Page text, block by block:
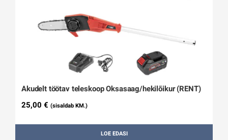
Akudelt töötav teleskoop Oksasaag/hekilõikur (RENT)
25,00 € (sisaldab KM.)
LOE EDASI